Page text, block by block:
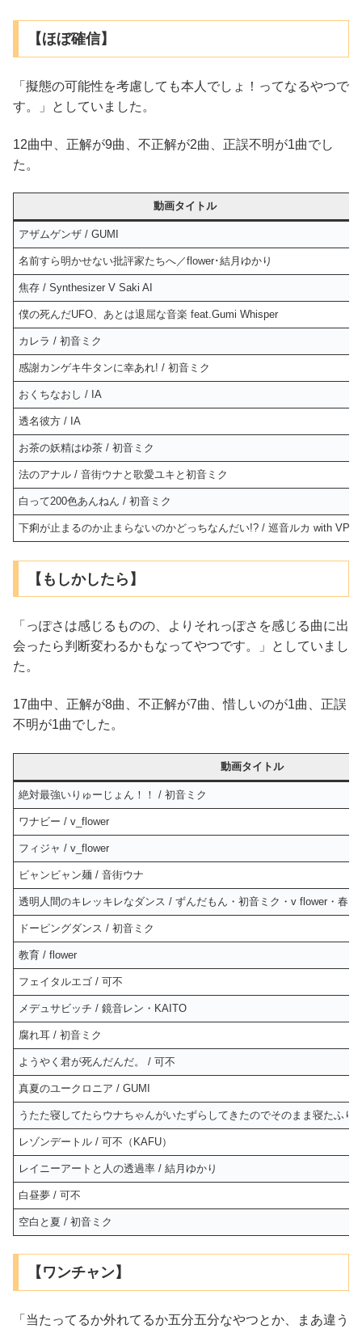
【ほぼ確信】
「擬態の可能性を考慮しても本人でしょ！ってなるやつで
す。」としていました。
12曲中、正解が9曲、不正解が2曲、正誤不明が1曲でし
た。
動画タイトル
アザムゲンザ / GUMI
名前すら明かせない批評家たちへ／flower･結月ゆかり
焦存 / Synthesizer V Saki AI
僕の死んだUFO、あとは退屈な音楽 feat.Gumi Whisper
カレラ / 初音ミク
感謝カンゲキ牛タンに幸あれ! / 初音ミク
おくちなおし / IA
透名彼方 / IA
お茶の妖精はゆ茶 / 初音ミク
法のアナル / 音街ウナと歌愛ユキと初音ミク
白って200色あんねん / 初音ミク
下痢が止まるのか止まらないのかどっちなんだい!? / 巡音ルカ with VP
【もしかしたら】
「っぽさは感じるものの、よりそれっぽさを感じる曲に出
会ったら判断変わるかもなってやつです。」としていまし
た。
17曲中、正解が8曲、不正解が7曲、惜しいのが1曲、正誤
不明が1曲でした。
動画タイトル
絶対最強いりゅーじょん！！ / 初音ミク
ワナビー / v_flower
フィジャ / v_flower
ビャンビャン麺 / 音街ウナ
透明人間のキレッキレなダンス / ずんだもん・初音ミク・v flower・春
ドーピングダンス / 初音ミク
教育 / flower
フェイタルエゴ / 可不
メデュサビッチ / 鏡音レン・KAITO
腐れ耳 / 初音ミク
ようやく君が死んだんだ。 / 可不
真夏のユークロニア / GUMI
うたた寝してたらウナちゃんがいたずらしてきたのでそのまま寝たふり
レゾンデートル / 可不（KAFU）
レイニーアートと人の透過率 / 結月ゆかり
白昼夢 / 可不
空白と夏 / 初音ミク
【ワンチャン】
「当たってるか外れてるか五分五分なやつとか、まあ違う